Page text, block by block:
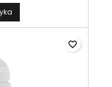
favorite_border